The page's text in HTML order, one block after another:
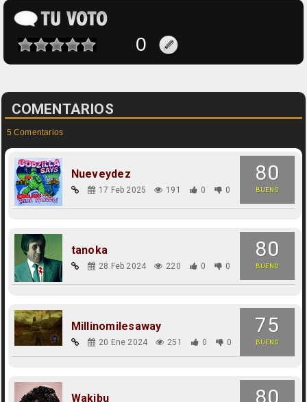
COMENTARIOS
5 Comentarios
80
BUENO
Nueveydez
17 Feb 2025 191 0 0
80
BUENO
tanoka
28 Feb 2024 220 0 0
75
BUENO
Millinomilesaway
20 Ene 2024 251 0 0
80
Wakibu